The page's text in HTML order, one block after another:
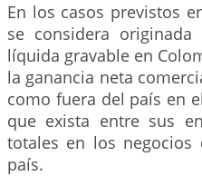
En los casos previstos
se considera
líquida gravable en
la ganancia neta
como fuera del país en
que exista entre sus
totales en los
país.